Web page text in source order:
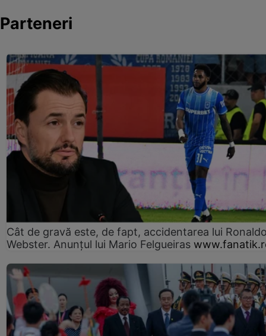
Parteneri
Cât de gravă este, de fapt, accidentarea lui
Webster. Anunțul lui Mario Felgueiras